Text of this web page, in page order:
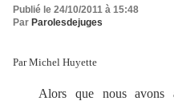
Publié le 24/10/2011 à 15:48
Par Parolesdejuges
Par Michel Huyette
Alors que nous avons